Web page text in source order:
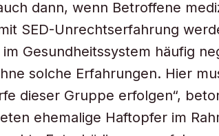
dann, wenn Betroffene
SED-Unrechtserfahrung
Gesundheitssystem häufig
solche Erfahrungen. Hier
dieser Gruppe erfolgen“,
ehemalige Haftopfer im